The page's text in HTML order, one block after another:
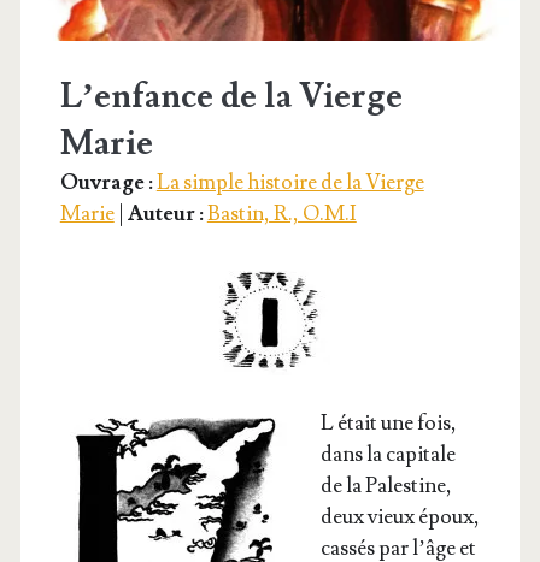
L’enfance de la Vierge
Marie
Ouvrage :La simple histoire de la Vierge
Marie| Auteur :Bastin, R., O.M.I
L était une fois,
dans la capi­tale
de la Pales­tine,
deux vieux époux,
cas­sés par l’âge et